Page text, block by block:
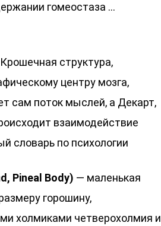
гомеостаза …
структура,
центру мозга,
сам поток мыслей, а Декарт,
взаимодействие
словарь по психологии
Pineal Body) — маленькая
горошину,
холмиками четверохолмия и